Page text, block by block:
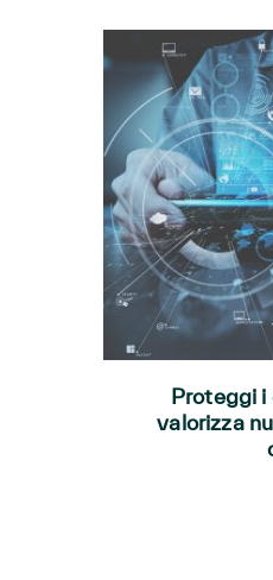
Proteggi
valorizza